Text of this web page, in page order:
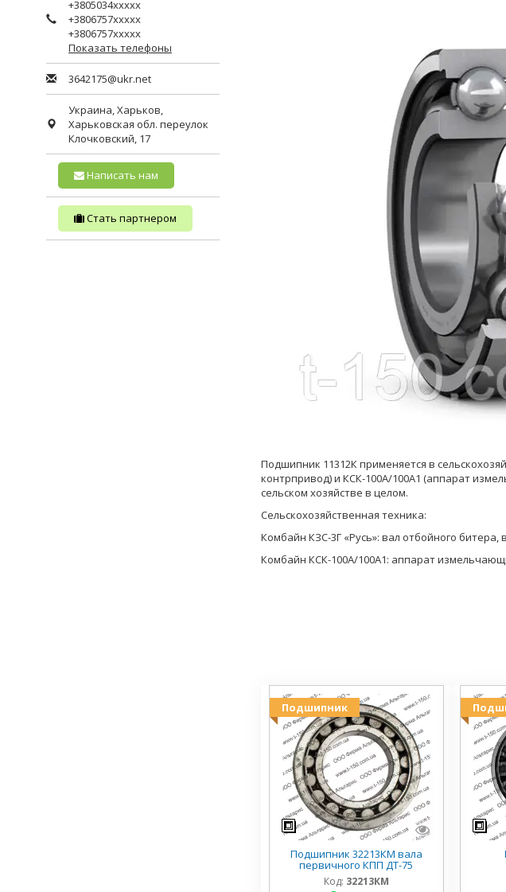
Подшипник 11312К применяется в
контрпривод) и КСК-100А/100А1 (аппарат
сельском хозяйстве в целом.
Сельскохозяйственная техника:
Комбайн КЗС-3Г «Русь»: вал отбойного битера,
Комбайн КСК-100А/100А1: аппарат
Подшипник
Подшипник 32213КМ вала
первичного КПП ДТ-75
Код: 32213КМ
+3805034xxxxx
+3806757xxxxx
+3806757xxxxx
Показать телефоны
3642175@ukr.net
Украина,Харьков,
Харьковская обл. переулок
Клочковский, 17
Написать нам
Стать партнером